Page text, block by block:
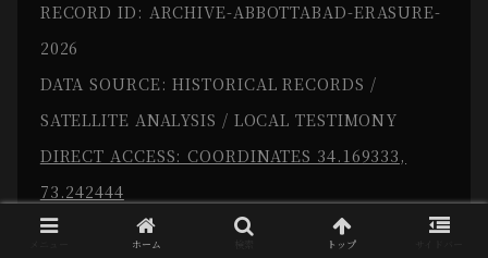
RECORD ID: ARCHIVE-ABBOTTABAD-ERASURE-
2026
DATA SOURCE: HISTORICAL RECORDS /
SATELLITE ANALYSIS / LOCAL TESTIMONY
DIRECT ACCESS: COORDINATES 34.169333,
73.242444
ホーム トップ